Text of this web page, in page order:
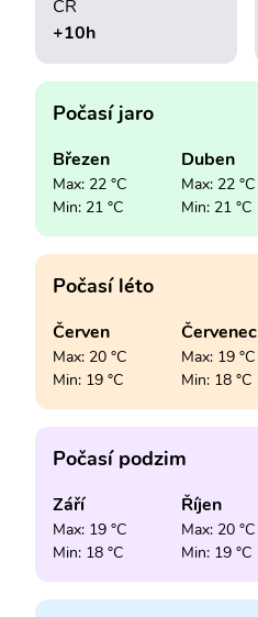
ČR
+10h
Počasí jaro
Březen
Max: 22 °C
Min: 21 °C
Duben
Max: 22 °C
Min: 21 °C
Počasí léto
Červen
Max: 20 °C
Min: 19 °C
Červenec
Max: 19 °C
Min: 18 °C
Počasí podzim
Září
Max: 19 °C
Min: 18 °C
Říjen
Max: 20 °C
Min: 19 °C